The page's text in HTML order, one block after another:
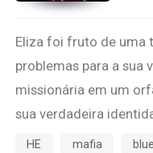
Eliza foi fruto de uma
problemas para a sua
missionária em um
sua verdadeira
esses 26 anos. Ela
HE mafia